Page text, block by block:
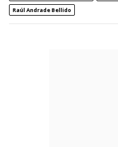
Raúl Andrade Bellido